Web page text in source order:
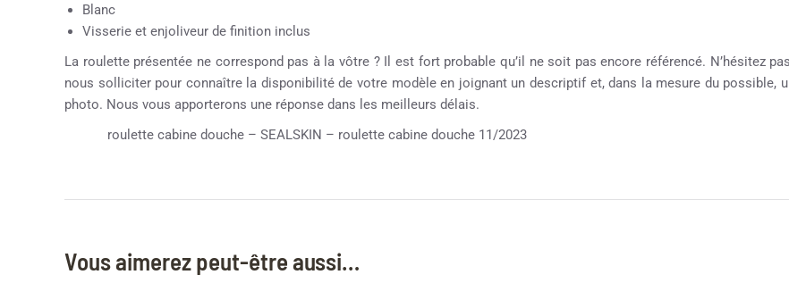
Blanc
Visserie et enjoliveur de finition inclus
La roulette présentée ne correspond pas à la vôtre ? Il est fort probable qu’il ne soit pas encore référencé. N’hésitez
nous solliciter pour connaître la disponibilité de votre modèle en joignant un descriptif et, dans la mesure du possible,
photo. Nous vous apporterons une réponse dans les meilleurs délais.
roulette cabine douche – SEALSKIN – roulette cabine douche 11/2023
Vous aimerez peut-être aussi…